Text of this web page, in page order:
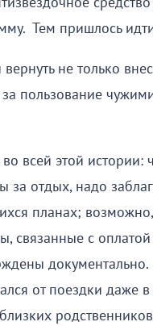
Тем пришлось
не только
пользование
во всей этой
за отдых, надо
планах;
связанные с
от поездки